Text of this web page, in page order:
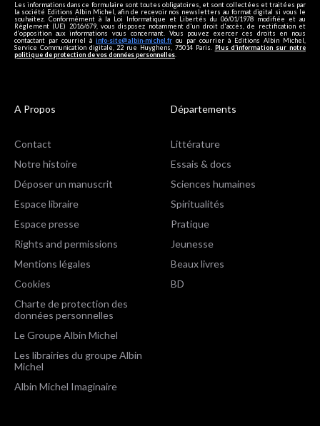
Les informations dans ce formulaire sont toutes obligatoires, et sont collectées et traitées par
la société Editions Albin Michel, afin de recevoir nos newsletters au format digital si vous le
souhaitez. Conformément à la Loi Informatique et Libertés du 06/01/1978 modifiée et au
Règlement (UE) 2016/679, vous disposez notamment d'un droit d'accès, de rectification et
d’opposition aux informations vous concernant. Vous pouvez exercer ces droits en nous
contactant par courriel à info-site@albin-michel.fr ou par courrier à Editions Albin Michel,
Service Communication digitale, 22 rue Huyghens, 75014 Paris. Plus d’information sur notre
politique de protection de vos données personnelles.
A Propos
Contact
Notre histoire
Déposer un manuscrit
Espace libraire
Espace presse
Rights and permissions
Mentions légales
Cookies
Charte de protection des
données personnelles
Le Groupe Albin Michel
Les librairies du groupe Albin
Michel
Albin Michel Imaginaire
Départements
Littérature
Essais & docs
Sciences humaines
Spiritualités
Pratique
Jeunesse
Beaux livres
BD